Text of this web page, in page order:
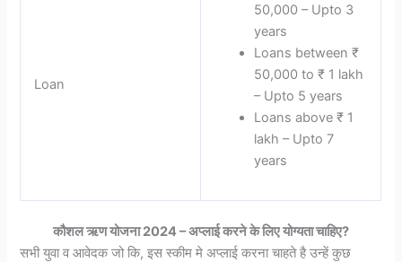
Loan
50,000 – Upto 3
years
Loans between ₹
50,000 to ₹ 1 lakh
– Upto 5 years
Loans above ₹ 1
lakh – Upto 7
years
कौशल ऋण योजना 2024 – अप्लाई करने के लिए योग्यता चाहिए?
सभी युवा व आवेदक जो कि, इस स्कीम मे अप्लाई करना चाहते है उन्हें कुछ